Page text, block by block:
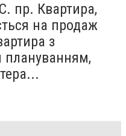
пр. Квартира,
на продаж
з
плануванням,